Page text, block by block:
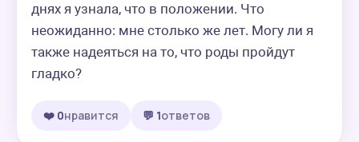
днях я узнала, что в положении. Что
неожиданно: мне столько же лет. Могу ли я
также надеяться на то, что роды пройдут
гладко?
❤️ 0нравится 💬 1ответов